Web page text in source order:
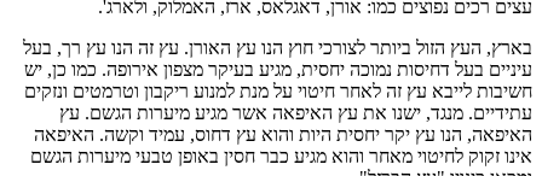
עצים רכים נפוצים כמו: אורן, דאגלאס, ארז, האמלוק, ולארג'.
בארץ, העץ הזול ביותר לצורכי חוץ הנו עץ האורן. עץ זה הנו עץ רך, בעל
עיניים בעל דחיסות נמוכה יחסית, מגיע בעיקר מצפון אירופה. כמו כן, יש
חשיבות לייבא עץ זה לאחר חיטוי על מנת למנוע ריקבון וטרמטים ונזקים
עתידיים. מנגד, ישנו את עץ האיפאה אשר מגיע מיערות הגשם. עץ
האיפאה, הנו עץ יקר יחסית היות והוא עץ דחוס, עמיד וקשה. האיפאה
אינו זקוק לחיטוי מאחר והוא מגיע כבר חסין באופן טבעי מיערות הגשם